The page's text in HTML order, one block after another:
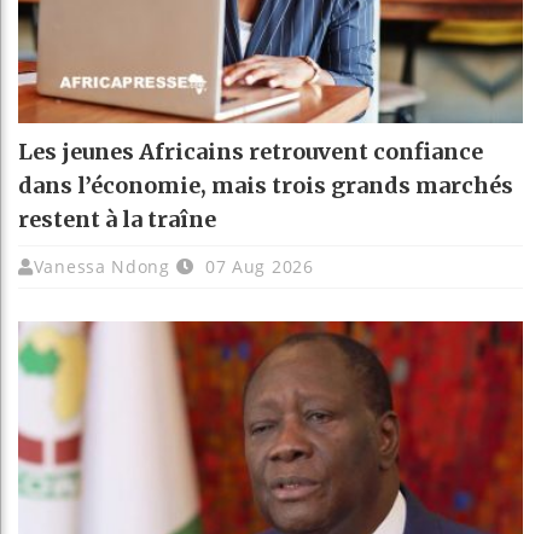
Les jeunes Africains retrouvent confiance
dans l’économie, mais trois grands marchés
restent à la traîne
Vanessa Ndong 07 Aug 2026